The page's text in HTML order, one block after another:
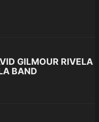
GILMOUR RIVELA
BAND